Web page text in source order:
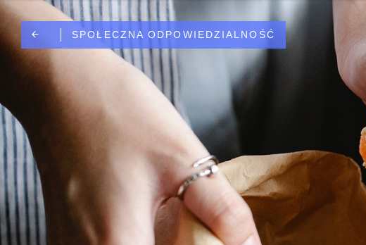
SPOŁECZNA ODPOWIEDZIALNOŚĆ